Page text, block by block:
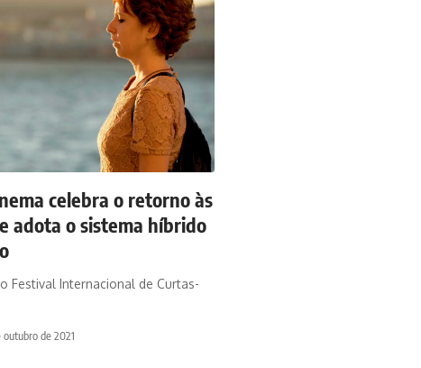
celebra o retorno às
adota o sistema híbrido
Festival Internacional de Curtas-
outubro de 2021